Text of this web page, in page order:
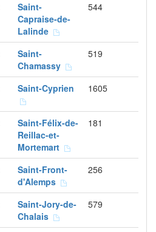
Saint-
Capraise-de-
Lalinde
544
Saint-
Chamassy
519
Saint-Cyprien 1605
Saint-Félix-de-
Reillac-et-
Mortemart
181
Saint-Front-
d'Alemps
256
Saint-Jory-de-
Chalais
579